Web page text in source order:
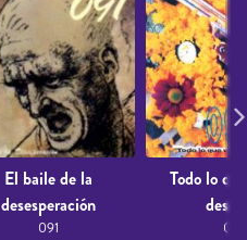
El baile de la
desesperación
091
Todo lo
091